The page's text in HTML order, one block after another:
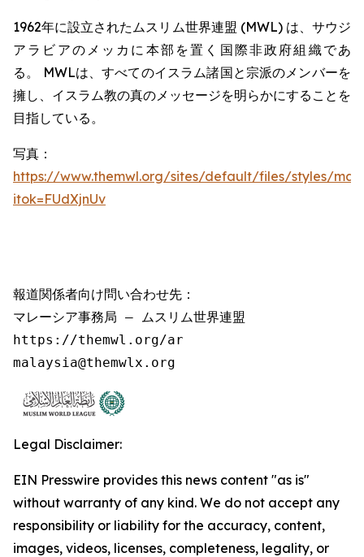
1962年に設立されたムスリム世界連盟 (MWL) は、サウジ
アラビアのメッカに本部を置く国際非政府組織であ
る。 MWLは、すべてのイスラム諸国と宗派のメンバーを
擁し、イスラム教の真のメッセージを明らかにすることを
目指している。
写真：
https://www.themwl.org/sites/default/files/styles/
itok=FUdXjnUv
報道関係者向け問い合わせ先：
マレーシア事務局 – ムスリム世界連盟
https://themwl.org/ar
malaysia@themwlx.org
Legal Disclaimer:
EIN Presswire provides this news content "as is"
without warranty of any kind. We do not accept any
responsibility or liability for the accuracy, content,
images, videos, licenses, completeness, legality, or